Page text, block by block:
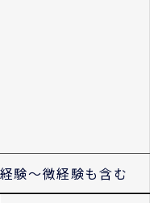
験〜微経験も含む